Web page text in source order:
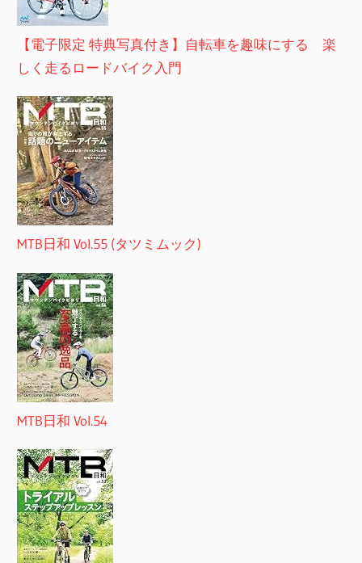
【電子限定 特典写真付き】自転車を趣味にする 楽
しく走るロードバイク入門
MTB日和 Vol.55 (タツミムック)
MTB日和 Vol.54